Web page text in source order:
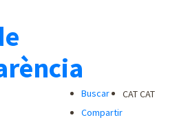
CATCAT
Buscar
Compartir